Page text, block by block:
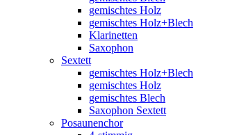
gemischtes Holz
gemischtes Holz+Blech
Klarinetten
Saxophon
Sextett
gemischtes Holz+Blech
gemischtes Holz
gemischtes Blech
Saxophon Sextett
Posaunenchor